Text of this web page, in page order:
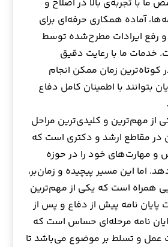
با تجربه‌ی بالا در اصلاح و
آماده همکاری حرفه‌ای برای
و رفع ایرادات مطرح‌شده توسط
خدمات ما با رعایت دقیق
زمان ممکن انجام
بتوانند با اطمینان کامل دفاع
از مهم‌ترین و کلیدی‌ترین مراحل
در مقاطع ارشد و دکتری است که
و مهارت‌های خود را در حوزه
اما این مسیر پیچیده و زمان‌بر،
همراه است که یکی از مهم‌ترین
پایان نامه پیش از دفاع و پس از
نامه مرحله‌ای حساس است که
عمل و تسلط بر موضوع می‌باشد تا